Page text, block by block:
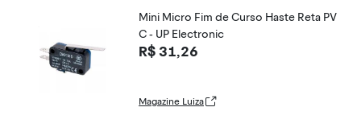
Mini Micro Fim de Curso Haste Reta PV
C - UP Electronic
R$ 31,26
Magazine Luiza